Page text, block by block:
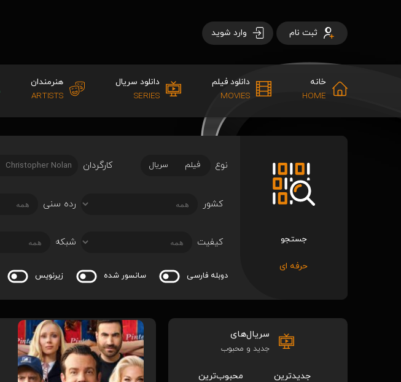
ثبت نام وارد شوید
خانه
HOME
دانلود فیلم
MOVIES
دانلود سریال
SERIES
هنرمندان
ARTISTS
جستجو
حرفه ای
نوع فیلم سریال کارگردان
کشور رده سنی
کیفیت شبکه
دوبله فارسی سانسور شده زیرنویس
سریال‌های
جدید و محبوب
جدیدترین محبوب‌ترین